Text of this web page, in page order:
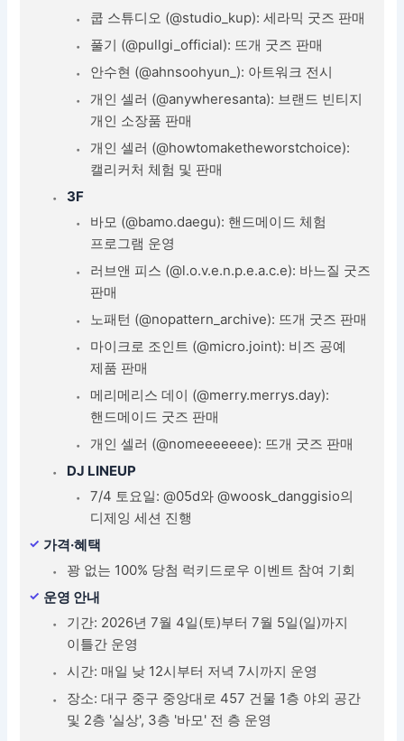
쿱 스튜디오 (@studio_kup): 세라믹 굿즈 판매
풀기 (@pullgi_official): 뜨개 굿즈 판매
안수현 (@ahnsoohyun_): 아트워크 전시
개인 셀러 (@anywheresanta): 브랜드 빈티지
개인 소장품 판매
개인 셀러 (@howtomaketheworstchoice):
캘리커처 체험 및 판매
3F
바모 (@bamo.daegu): 핸드메이드 체험
프로그램 운영
러브앤 피스 (@l.o.v.e.n.p.e.a.c.e): 바느질 굿즈
판매
노패턴 (@nopattern_archive): 뜨개 굿즈 판매
마이크로 조인트 (@micro.joint): 비즈 공예
제품 판매
메리메리스 데이 (@merry.merrys.day):
핸드메이드 굿즈 판매
개인 셀러 (@nomeeeeeee): 뜨개 굿즈 판매
DJ LINEUP
7/4 토요일: @05d와 @woosk_danggisio의
디제잉 세션 진행
가격·혜택
꽝 없는 100% 당첨 럭키드로우 이벤트 참여 기회
운영 안내
기간: 2026년 7월 4일(토)부터 7월 5일(일)까지
이틀간 운영
시간: 매일 낮 12시부터 저녁 7시까지 운영
장소: 대구 중구 중앙대로 457 건물 1층 야외 공간
및 2층 '실상', 3층 '바모' 전 층 운영